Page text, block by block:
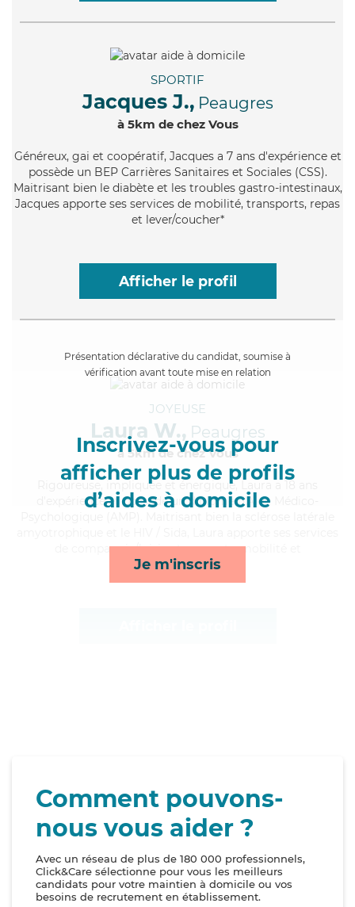
SPORTIF
Jacques J., Peaugres
à 5km de chez Vous
Généreux, gai et coopératif, Jacques a 7 ans d'expérience et
possède un BEP Carrières Sanitaires et Sociales (CSS).
Maitrisant bien le diabète et les troubles gastro-intestinaux,
Jacques apporte ses services de mobilité, transports, repas
et lever/coucher*
Afficher le profil
Présentation déclarative du candidat, soumise à
vérification avant toute mise en relation
Inscrivez-vous pour
afficher plus de profils
d’aides à domicile
Je m'inscris
JOYEUSE
Laura W., Peaugres
à 5km de chez Vous
, impliquée et énergique, Laura a 18 ans
d'expérience et possède un diplôme d'Aide Médico-
de compagnie/loisirs, transports, mobilité et
toilette/habillage*
Comment pouvons-
nous vous aider ?
Avec un réseau de plus de 180 000 professionnels,
Click&Care sélectionne pour vous les meilleurs
candidats pour votre maintien à domicile ou vos
besoins de recrutement en établissement.